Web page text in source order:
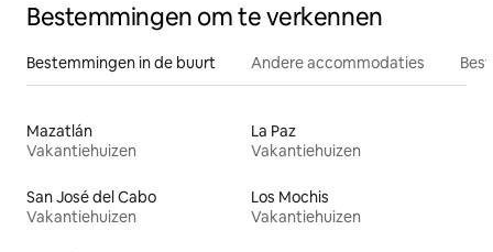
Bestemmingen om te verkennen
Bestemmingen in de buurt Andere accommodaties
Mazatlán
Vakantiehuizen
La Paz
Vakantiehuizen
San José del Cabo
Vakantiehuizen
Los Mochis
Vakantiehuizen